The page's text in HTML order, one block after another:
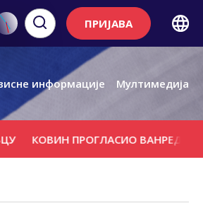
ПРИЈАВА
информације Мултимедија
ПРОГЛАСИО ВАНРЕДНО СТАЊЕ